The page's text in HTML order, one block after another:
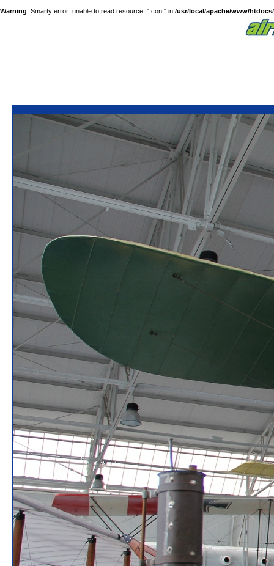
Warning: Smarty error: unable to read resource: ".conf" in /usr/local/apache/www/